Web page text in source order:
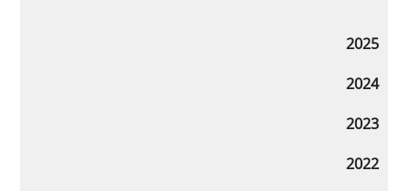
2025
2024
2023
2022